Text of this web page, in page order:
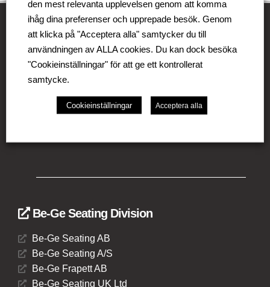
Be-Ge Koncernen
Be-Ge Koncernen är en familjeägd företagsgrupp med
Litauen, Nederländerna och Tyskland. Koncernen
omfattar affärsområdena Be-Ge Seating Division, Be-
Be-Ge Seating Division
Be-Ge Seating AB
Be-Ge Seating A/S
Be-Ge Frapett AB
Be-Ge Seating UK Ltd
den mest relevanta upplevelsen genom att komma
ihåg dina preferenser och upprepade besök. Genom
att klicka på "Acceptera alla" samtycker du till
användningen av ALLA cookies. Du kan dock besöka
"Cookieinställningar" för att ge ett kontrollerat
samtycke.
Cookieinställningar Acceptera alla